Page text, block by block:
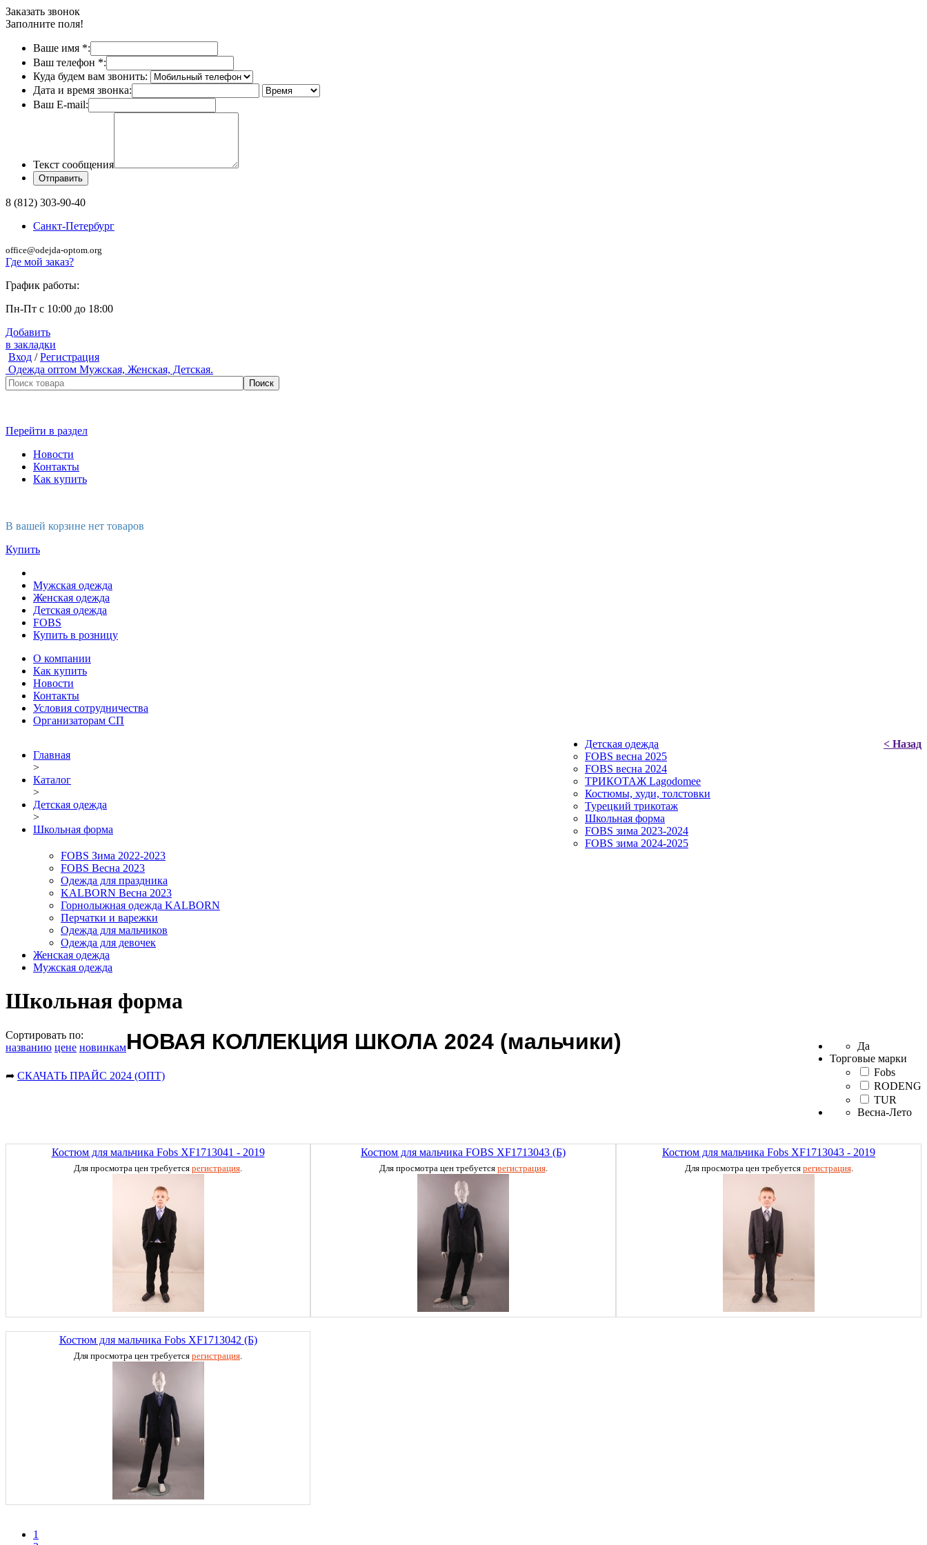
Заказать звонок
Заполните поля!
Ваше имя *:
Ваш телефон *:
Куда будем вам звонить:
Дата и время звонка:
Ваш E-mail:
Текст сообщения
8 (812) 303-90-40
Санкт-Петербург
office@odejda-optom.org
Где мой заказ?
График работы:
Пн-Пт с 10:00 до 18:00
Добавить
в закладки
Вход /Регистрация
Одежда оптом Мужская, Женская, Детская.
Перейти в раздел
Новости
Контакты
Как купить
В вашей корзине нет товаров
Купить
Мужская одежда
Женская одежда
Детская одежда
FOBS
Купить в розницу
О компании
Как купить
Новости
Контакты
Условия сотрудничества
Организаторам СП
Главная
>
Каталог
>
Детская одежда
>
Школьная форма
< Назад
Детская одежда
FOBS весна 2025
FOBS весна 2024
ТРИКОТАЖ Lagodomee
Костюмы, худи, толстовки
Турецкий трикотаж
Школьная форма
FOBS зима 2023-2024
FOBS зима 2024-2025
FOBS Зима 2022-2023
FOBS Весна 2023
Одежда для праздника
KALBORN Весна 2023
Горнолыжная одежда KALBORN
Перчатки и варежки
Одежда для мальчиков
Одежда для девочек
Женская одежда
Мужская одежда
Школьная форма
Сортировать по:
названию цене новинкам
Да
Торговые марки
Fobs
RODENG
TUR
Весна-Лето
НОВАЯ КОЛЛЕКЦИЯ ШКОЛА 2024 (мальчики)
➦ СКАЧАТЬ ПРАЙС 2024 (ОПТ)
Костюм для мальчика Fobs XF1713041 - 2019
Для просмотра цен требуется регистрация
Костюм для мальчика FOBS XF1713043 (Б)
Для просмотра цен требуется регистрация.
Костюм для мальчика Fobs XF1713043 - 2019
Для просмотра цен требуется регистрация.
Костюм для мальчика Fobs XF1713042 (Б)
Для просмотра цен требуется регистрация
1